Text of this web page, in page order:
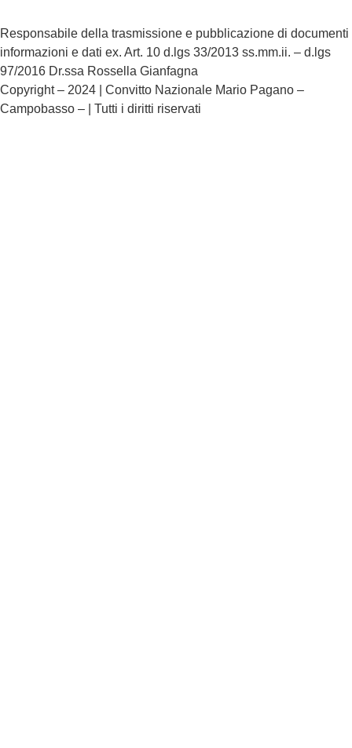
Responsabile della trasmissione e pubblicazione di documenti
informazioni e dati ex. Art. 10 d.lgs 33/2013 ss.mm.ii. – d.lgs
97/2016 Dr.ssa Rossella Gianfagna
Copyright – 2024 | Convitto Nazionale Mario Pagano –
Campobasso – | Tutti i diritti riservati